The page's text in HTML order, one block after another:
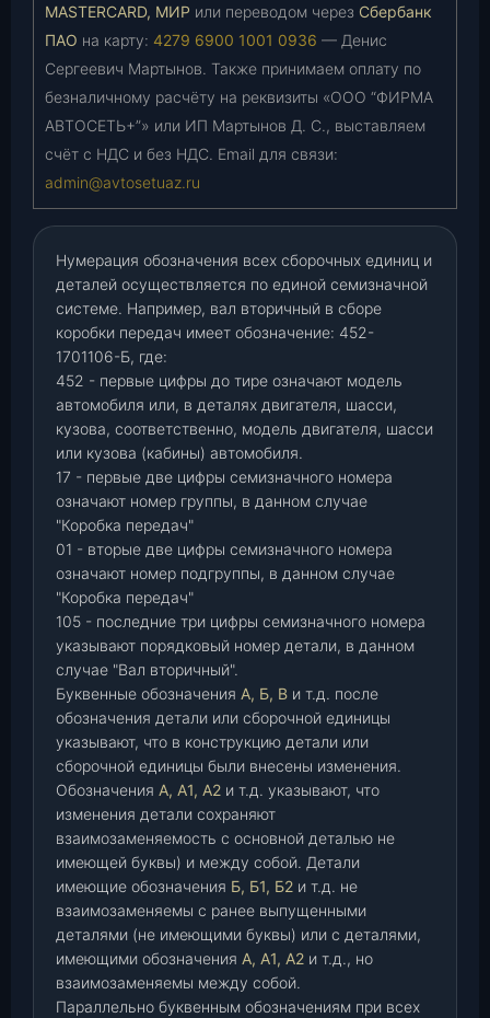
MASTERCARD, МИР или переводом через Сбербанк
ПАО на карту: 4279 6900 1001 0936 — Денис
Сергеевич Мартынов. Также принимаем оплату по
безналичному расчёту на реквизиты «ООО “ФИРМА
АВТОСЕТЬ+”» или ИП Мартынов Д. С., выставляем
счёт с НДС и без НДС. Email для связи:
admin@avtosetuaz.ru
Нумерация обозначения всех сборочных единиц и
деталей осуществляется по единой семизначной
системе. Например, вал вторичный в сборе
коробки передач имеет обозначение: 452-
1701106-Б, где:
452 - первые цифры до тире означают модель
автомобиля или, в деталях двигателя, шасси,
кузова, соответственно, модель двигателя, шасси
или кузова (кабины) автомобиля.
17 - первые две цифры семизначного номера
означают номер группы, в данном случае
"Коробка передач"
01 - вторые две цифры семизначного номера
означают номер подгруппы, в данном случае
"Коробка передач"
105 - последние три цифры семизначного номера
указывают порядковый номер детали, в данном
случае "Вал вторичный".
Буквенные обозначения А, Б, В и т.д. после
обозначения детали или сборочной единицы
указывают, что в конструкцию детали или
сборочной единицы были внесены изменения.
Обозначения А, А1, А2 и т.д. указывают, что
изменения детали сохраняют
взаимозаменяемость с основной деталью не
имеющей буквы) и между собой. Детали
имеющие обозначения Б, Б1, Б2 и т.д. не
взаимозаменяемы с ранее выпущенными
деталями (не имеющими буквы) или с деталями,
имеющими обозначения А, А1, А2 и т.д., но
взаимозаменяемы между собой.
Параллельно буквенным обозначениям при всех